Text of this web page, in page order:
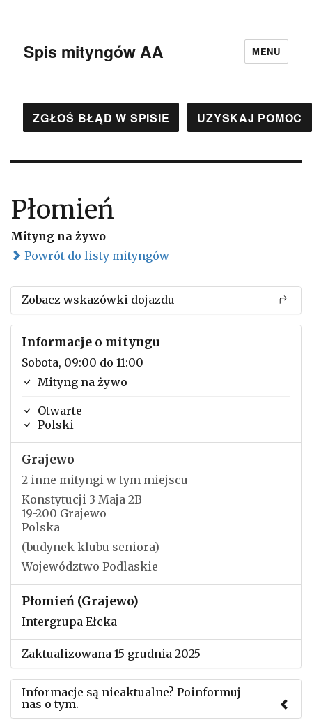
Spis mityngów AA MENU
ZGŁOŚ BŁĄD W SPISIE UZYSKAJ POMOC
Płomień
Mityng na żywo
Powrót do listy mityngów
Zobacz wskazówki dojazdu
Informacje o mityngu
Sobota, 09:00 do 11:00
Mityng na żywo
Otwarte
Polski
Grajewo
2 inne mityngi w tym miejscu
Konstytucji 3 Maja 2B
19-200 Grajewo
Polska
(budynek klubu seniora)
Województwo Podlaskie
Płomień (Grajewo)
Intergrupa Ełcka
Zaktualizowana 15 grudnia 2025
Informacje są nieaktualne? Poinformuj
nas o tym.